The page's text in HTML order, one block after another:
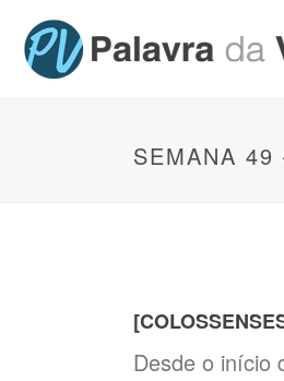
SEMANA
Desde o início